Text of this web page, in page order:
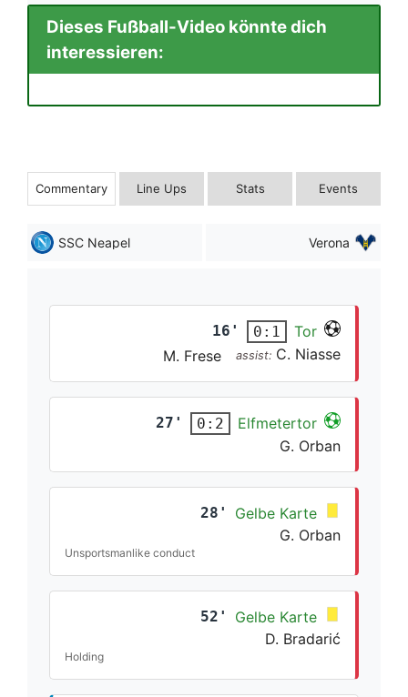
Dieses Fußball-Video könnte dich
interessieren:
Commentary Line Ups Stats Events
SSC Neapel Verona
16' 0:1
Tor
M. Frese
assist: C. Niasse
27' 0:2
Elfmetertor
G. Orban
28'
Gelbe Karte
G. Orban
Unsportsmanlike conduct
52'
Gelbe Karte
D. Bradarić
Holding